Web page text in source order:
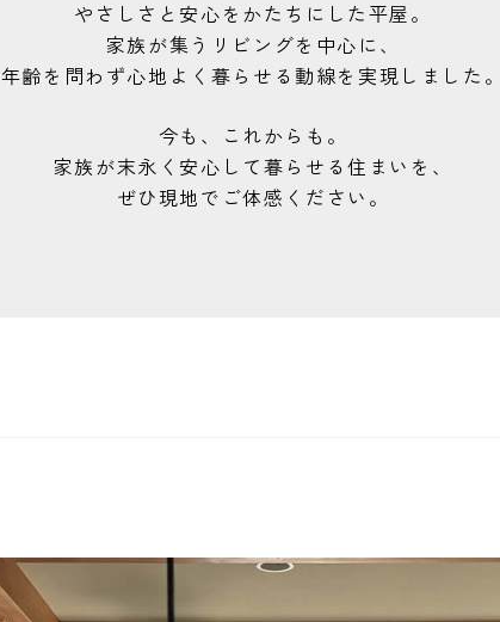
やさしさと安心をかたちにした平屋。
家族が集うリビングを中心に、
年齢を問わず心地よく暮らせる動線を実現しました。
今も、これからも。
家族が末永く安心して暮らせる住まいを、
ぜひ現地でご体感ください。